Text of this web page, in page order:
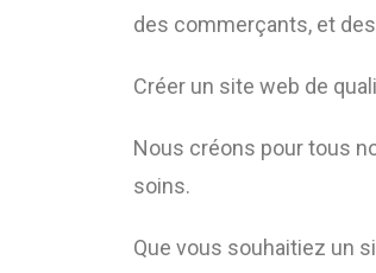
des commerçants, et
Créer un site web de
Nous créons pour tous
soins.
Que vous souhaitiez un